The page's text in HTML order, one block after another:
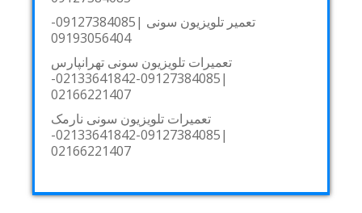
تعمیر تلویزیون سونی |09127384085-
09193056404
تعمیرات تلویزیون سونی تهرانپارس
|09127384085-02133641842-
02166221407
تعمیرات تلویزیون سونی نارمک
|09127384085-02133641842-
02166221407